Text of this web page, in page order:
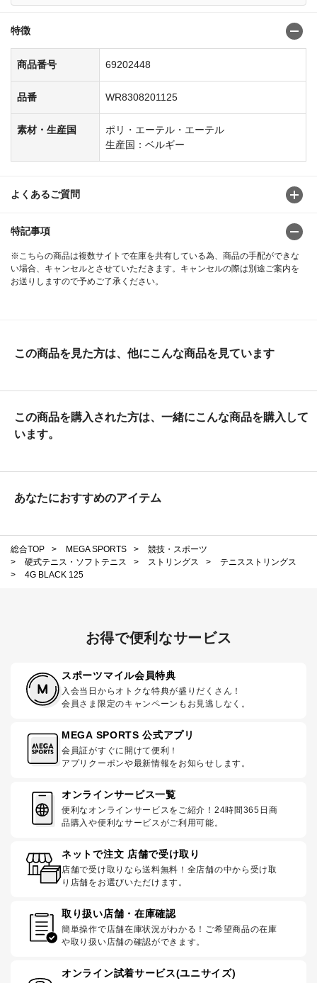
特徴
商品番号 69202448
品番 WR8308201125
素材・生産国
ポリ・エーテル・エーテル
生産国：ベルギー
よくあるご質問
特記事項
※こちらの商品は複数サイトで在庫を共有している為、商品の手配ができな
い場合、キャンセルとさせていただきます。キャンセルの際は別途ご案内を
お送りしますので予めご了承ください。
この商品を見た方は、他にこんな商品を見ています
この商品を購入された方は、一緒にこんな商品を購入して
います。
あなたにおすすめのアイテム
総合TOP > MEGA SPORTS >
競技・スポーツ
>
硬式テニス・ソフトテニス > ストリングス >
テニスストリングス
>
4G BLACK 125
お得で便利なサービス
スポーツマイル会員特典
入会当日からオトクな特典が盛りだくさん！
会員さま限定のキャンペーンもお見逃しなく。
MEGA SPORTS 公式アプリ
会員証がすぐに開けて便利！
アプリクーポンや最新情報をお知らせします。
オンラインサービス一覧
便利なオンラインサービスをご紹介！24時間365日商
品購入や便利なサービスがご利用可能。
ネットで注文 店舗で受け取り
店舗で受け取りなら送料無料！全店舗の中から受け取
り店舗をお選びいただけます。
取り扱い店舗・在庫確認
簡単操作で店舗在庫状況がわかる！ご希望商品の在庫
や取り扱い店舗の確認ができます。
オンライン試着サービス(ユニサイズ)